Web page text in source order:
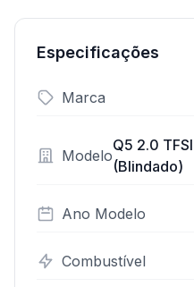
Especificações
Marca
Modelo
Q5 2.0
(Blindado)
Ano Modelo
Combustível